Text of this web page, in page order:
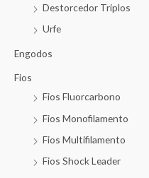
Destorcedor Triplos
Urfe
Engodos
Fios
Fios Fluorcarbono
Fios Monofilamento
Fios Multifilamento
Fios Shock Leader